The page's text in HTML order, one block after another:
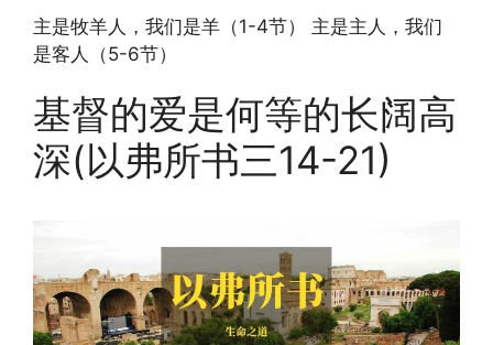
主是牧羊人，我们是羊（1-4节） 主是主人，我们
是客人（5-6节）
基督的爱是何等的长阔高
深(以弗所书三14-21)